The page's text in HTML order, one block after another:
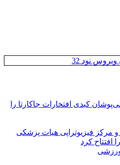
نود 32
کبدی افتخارات جاکارتا را
و مرکز فیزیوتراپی هیات پزشکی
افتتاح کرد
ورزشی